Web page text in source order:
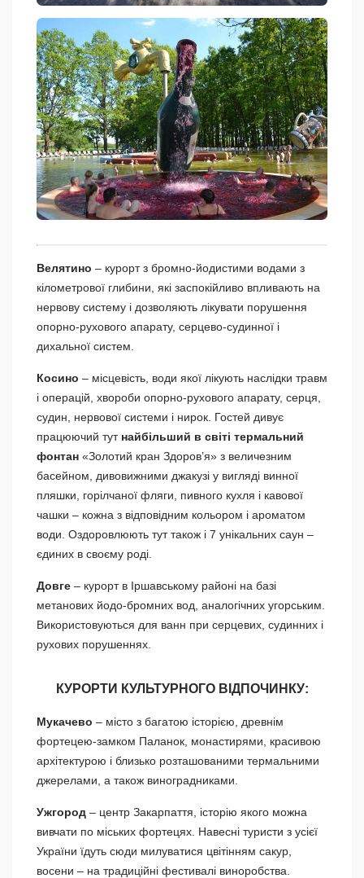
Велятино – курорт з бромно-йодистими водами з
кілометрової глибини, які заспокійливо впливають на
нервову систему і дозволяють лікувати порушення
опорно-рухового апарату, серцево-судинної і
дихальної систем.
Косино – місцевість, води якої лікують наслідки травм
і операцій, хвороби опорно-рухового апарату, серця,
судин, нервової системи і нирок. Гостей дивує
працюючий тут найбільший в світі термальний
фонтан «Золотий кран Здоров’я» з величезним
басейном, дивовижними джакузі у вигляді винної
пляшки, горілчаної фляги, пивного кухля і кавової
чашки – кожна з відповідним кольором і ароматом
води. Оздоровлюють тут також і 7 унікальних саун –
єдиних в своєму роді.
Довге – курорт в Іршавському районі на базі
метанових йодо-бромних вод, аналогічних угорським.
Використовуються для ванн при серцевих, судинних і
рухових порушеннях.
КУРОРТИ КУЛЬТУРНОГО ВІДПОЧИНКУ:
Мукачево – місто з багатою історією, древнім
фортецею-замком Паланок, монастирями, красивою
архітектурою і близько розташованими термальними
джерелами, а також виноградниками.
Ужгород – центр Закарпаття, історію якого можна
вивчати по міських фортецях. Навесні туристи з усієї
України їдуть сюди милуватися цвітінням сакур,
восени – на традиційні фестивалі виноробства.